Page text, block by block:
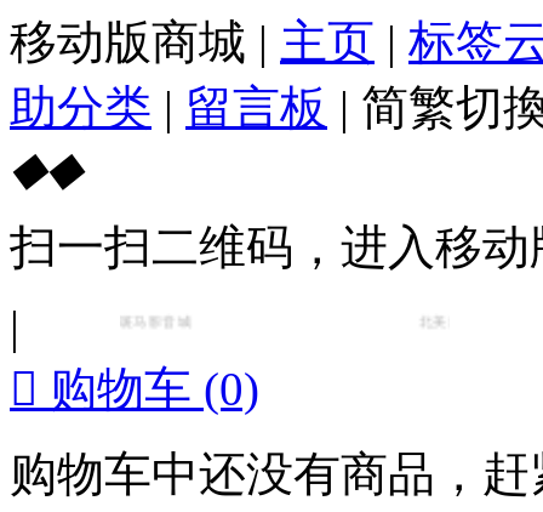
移动版商城 | 主页 | 标签
助分类 | 留言板 | 简繁切
◆◆
扫一扫二维码，进入移
|
斑马影音城 【https://www.zebraaudio.com】 北美最大最专业的KTV
 购物车 (0)
购物车中还没有商品，